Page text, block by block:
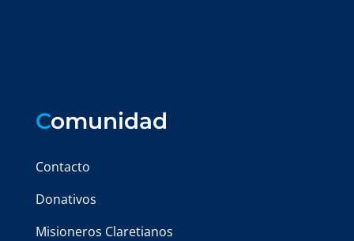
Comunidad
Contacto
Donativos
Misioneros Claretianos